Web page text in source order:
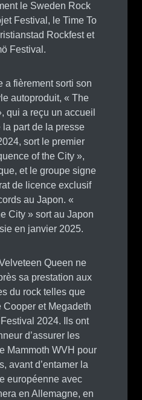
le Sweden Rock
Festival, le Time To
Rockfest et
Festival.
a fièrement sorti son
autoproduit, « The
qui a reçu un accueil
part de la presse
sort le premier
of the City »,
et le groupe signe
de licence exclusif
au Japon. «
City » sort au Japon
en janvier 2025.
Queen ne
sa prestation aux
du rock telles que
et Megadeth
2024. Ils ont
d’assurer les
Mammoth WVH pour
avant d’entamer la
européenne avec
en Allemagne, en